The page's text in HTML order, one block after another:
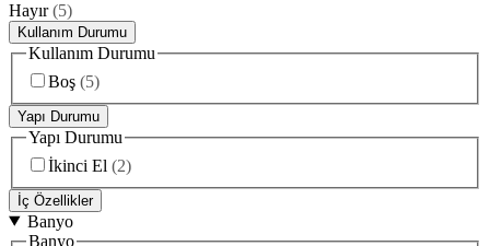
Hayır (5)
Kullanım Durumu
Kullanım Durumu
Boş (5)
Yapı Durumu
Yapı Durumu
İkinci El (2)
İç Özellikler
Banyo
Banyo